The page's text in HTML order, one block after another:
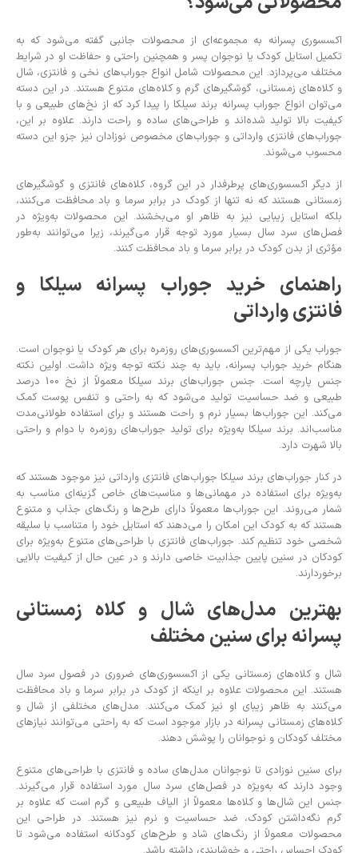
اکسسوری پسرانه به مجموعه‌ای از محصولات جانبی گفته می‌شود که به
تکمیل استایل کودک یا نوجوان پسر و همچنین راحتی و حفاظت او در شرایط
مختلف می‌پردازد. این محصولات شامل انواع جوراب‌های نخی و فانتزی، شال
و کلاه‌های زمستانی، گوشگیرهای گرم و کلاه‌های متنوع هستند. در این دسته
می‌توان انواع جوراب پسرانه برند سیلکا را پیدا کرد که از نخ‌های طبیعی و با
کیفیت بالا تولید شده‌اند و طراحی‌های ساده و راحت دارند. علاوه بر این،
جوراب‌های فانتزی وارداتی و جوراب‌های مخصوص نوزادان نیز جزو این دسته
محسوب می‌شوند.
از دیگر اکسسوری‌های پرطرفدار در این گروه، کلاه‌های فانتزی و گوشگیرهای
زمستانی هستند که نه تنها از کودک در برابر سرما و باد محافظت می‌کنند،
بلکه استایل زیبایی نیز به ظاهر او می‌بخشند. این محصولات به‌ویژه در
فصل‌های سرد سال بسیار مورد توجه قرار می‌گیرند، زیرا می‌توانند به‌طور
مؤثری از بدن کودک در برابر سرما و باد محافظت کنند.
راهنمای خرید جوراب پسرانه سیلکا و
فانتزی وارداتی
جوراب یکی از مهم‌ترین اکسسوری‌های روزمره برای هر کودک یا نوجوان است.
هنگام خرید جوراب پسرانه، باید به چند نکته توجه ویژه داشت. اولین نکته
جنس پارچه است. جنس جوراب‌های برند سیلکا معمولاً از نخ 100 درصد
طبیعی و ضد حساسیت تولید می‌شود که به راحتی و تنفس پوست کمک
می‌کند. این جوراب‌ها بسیار نرم و راحت هستند و برای استفاده طولانی‌مدت
مناسب‌اند. برند سیلکا به‌ویژه برای تولید جوراب‌های روزمره با دوام و راحتی
بالا شهرت دارد.
در کنار جوراب‌های برند سیلکا جوراب‌های فانتزی وارداتی نیز موجود هستند که
به‌ویژه برای استفاده در مهمانی‌ها و مناسبت‌های خاص گزینه‌ای مناسب به
شمار می‌روند. این جوراب‌ها معمولاً دارای طرح‌ها و رنگ‌های جذاب و متنوع
هستند که به کودک این امکان را می‌دهند که استایل خود را متناسب با سلیقه
شخصی خود تنظیم کند. جوراب‌های فانتزی با طراحی‌های متنوع به‌ویژه برای
کودکان در سنین پایین جذابیت خاصی دارند و در عین حال از کیفیت بالایی
برخوردارند.
بهترین مدل‌های شال و کلاه زمستانی
پسرانه برای سنین مختلف
شال و کلاه‌های زمستانی یکی از اکسسوری‌های ضروری در فصول سرد سال
هستند. این محصولات علاوه بر اینکه از کودک در برابر سرما و باد محافظت
می‌کنند به ظاهر زیبای او نیز کمک می‌کنند. مدل‌های مختلفی از شال و
کلاه‌های زمستانی پسرانه در بازار موجود است که به راحتی می‌توانند نیازهای
مختلف کودکان و نوجوانان را پوشش دهند.
برای سنین نوزادی تا نوجوانان مدل‌های ساده و فانتزی با طراحی‌های متنوع
وجود دارند که به‌ویژه در فصل‌های سرد سال مورد استفاده قرار می‌گیرند.
جنس این شال‌ها و کلاه‌ها معمولاً از الیاف طبیعی و گرم است که علاوه بر
گرم نگه‌داشتن کودک، ضد حساسیت و نرم نیز هستند. در طراحی این
محصولات معمولاً از رنگ‌های شاد و طرح‌های کودکانه استفاده می‌شود تا